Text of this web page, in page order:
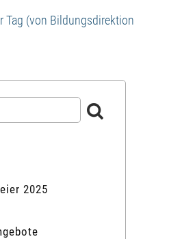
Tag (von Bildungsdirektion
2025